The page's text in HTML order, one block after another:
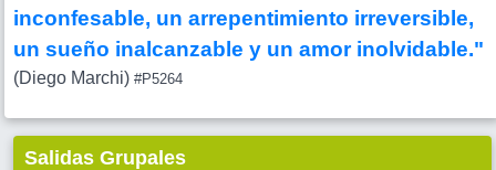
inconfesable, un arrepentimiento irreversible,
un sueño inalcanzable y un amor inolvidable."
(Diego Marchi) #P5264
Salidas Grupales